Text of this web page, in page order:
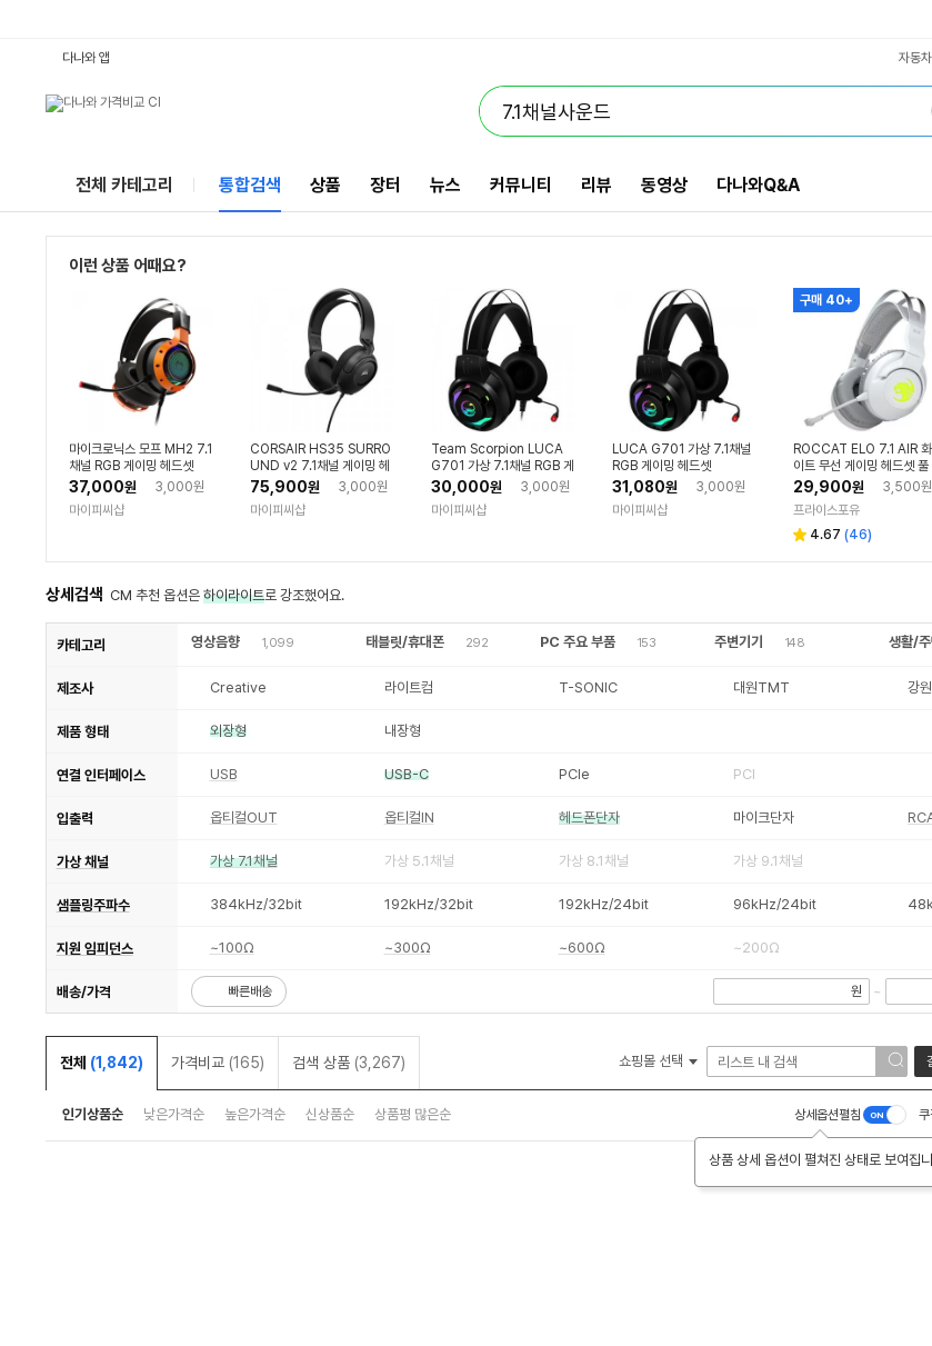
다나와 앱 자동차
전체 카테고리 통합검색 상품 장터 뉴스 커뮤니티 리뷰 동영상 다나와Q&A
이런 상품 어때요?
마이크로닉스 모프 MH2 7.1
채널 RGB 게이밍 헤드셋
37,000원
3,000원
마이피씨샵
CORSAIR HS35 SURRO
UND v2 7.1채널 게이밍 헤
드셋
75,900원
3,000원
마이피씨샵
Team Scorpion LUCA
G701 가상 7.1채널 RGB 게
이밍 헤드셋
30,000원
3,000원
마이피씨샵
LUCA G701 가상 7.1채널
RGB 게이밍 헤드셋
31,080원
3,000원
마이피씨샵
구매 40+
ROCCAT ELO 7.1 AIR 화
이트 무선 게이밍 헤드셋 풀
박스 리퍼비시
29,900원
3,500원
프라이스포유
4.67 (46)
상세검색 CM 추천 옵션은 하이라이트로 강조했어요.
카테고리 영상음향 1,099 태블릿/휴대폰 292 PC 주요 부품 153 주변기기 148 생활/
제조사 Creative 라이트컴 T-SONIC 대원TMT 강
제품 형태 외장형 내장형
연결 인터페이스 USB USB-C PCIe PCI
입출력 옵티컬OUT 옵티컬IN 헤드폰단자 마이크단자
가상 채널 가상 7.1채널 가상 5.1채널 가상 8.1채널 가상 9.1채널
샘플링주파수 384kHz/32bit 192kHz/32bit 192kHz/24bit 96kHz/24bit
지원 임피던스 ~100Ω ~300Ω ~600Ω ~200Ω
배송/가격 빠른배송 원 ~
전체 (1,842) 가격비교 (165) 검색 상품 (3,267) 쇼핑몰 선택
인기상품순 낮은가격순 높은가격순 신상품순 상품평 많은순 상세옵션펼침
상품 상세 옵션이 펼쳐진 상태로 보여집
쿠